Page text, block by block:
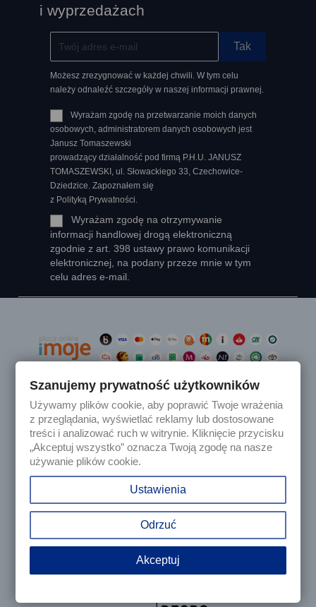
i wyprzedażach
Możesz zrezygnować w każdej chwili. W tym celu
należy odnaleźć szczegóły w naszej informacji prawnej.
Wyrażam zgodę na przetwarzanie moich danych
osobowych, administratorem danych osobowych jest
Janusz Tomaszewski
prowadzący działalność pod firmą P.H.U. JANUSZ
TOMASZEWSKI, ul. Słowackiego 33, Czechowice-
Dziedzice. Zapoznałem się
z Polityką Prywatności.
Wyrażam zgodę na otrzymywanie
informacji handlowej drogą elektroniczną
zgodnie z art. 398 ustawy prawo komunikacji
elektronicznej, na podany przeze mnie w tym
celu adres e-mail.
Produkty 
Nasza firma 
© 2025 - Sklep internetowy Tomczesci.pl. Wszelkie prawa
Szanujemy prywatność użytkowników
Używamy plików cookie, aby poprawić Twoje wrażenia
z przeglądania, wyświetlać reklamy lub dostosowane
treści i analizować ruch w witrynie. Kliknięcie przycisku
„Akceptuj wszystko” oznacza Twoją zgodę na nasze
używanie plików cookie.
Ustawienia
Odrzuć
Akceptuj